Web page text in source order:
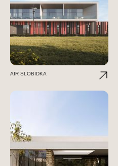
AIR SLOBIDKA